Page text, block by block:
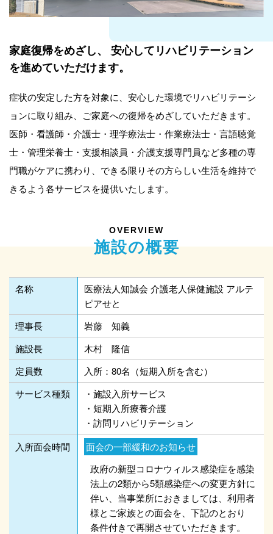
家庭復帰をめざし、
安心してリハビリテーション
を進めていただけます。
症状の安定した方を対象に、安心した環境でリハビリテーシ
ョンに取り組み、ご家庭への復帰をめざしていただきます。
医師・看護師・介護士・理学療法士・作業療法士・言語聴覚
士・管理栄養士・支援相談員・介護支援専門員など多種の専
門職がケアに携わり、できる限りその方らしい生活を維持で
きるよう各サービスを提供いたします。
OVERVIEW
施設の概要
名称
医療法人知誠会 介護老人保健施設 アルテ
ピアせと
理事長
岩藤 知義
施設長
木村 隆信
定員数
入所：80名（短期入所を含む）
サービス種類
・施設入所サービス
・短期入所療養介護
・訪問リハビリテーション
入所面会時間
面会の一部緩和のお知らせ
政府の新型コロナウィルス感染症を感染
法上の2類から5類感染症への変更方針に
伴い、当事業所におきましては、利用者
様とご家族との面会を、下記のとおり
条件付きで再開させていただきます。